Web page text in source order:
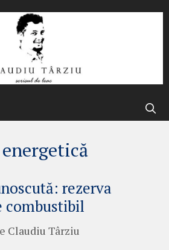
rezerva
combustibil
Claudiu Târziu